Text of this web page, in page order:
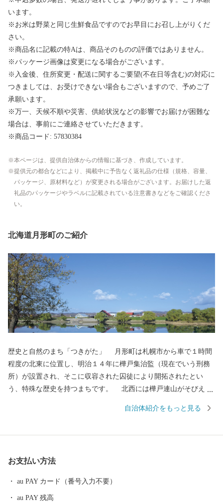
います。
※お米は野菜と同じ生鮮食品ですのでお早目にお召し上がりくだ
さい。
※商品名に記載の特Aは、商品そのものの評価ではありません。
※パッケージ画像は変更になる場合がございます。
※入金後、住所変更・配送に関するご要望(不在日等含む)の対応に
つきましては、お受けできない場合もございますので、予めご了
承願います。
※万一、天候不順や災害、供給状況などの影響でお届けが困難な
場合は、事前にご連絡させていただきます。
※商品コード: 57830384
本ページは、提供自治体からの情報に基づき、作成しています。
提供元の都合などにより、掲載中に予告なく返礼品の仕様（規格、容量、
パッケージ、原材料など）が変更される場合がございます。お届けした返
礼品のパッケージやラベルに記載されている注意書きなどをご確認くださ
い。
北海道月形町のご紹介
歴史と自然のまち「つきがた」 月形町は札幌市から車で１時間
程度の北東に位置し、明治１４年に樺戸集治監（現在でいう刑務
所）が設置され、そこに収容された囚徒により開拓されたとい
う、特殊な歴史を持つまちです。 北西には樺戸連山がそびえ、
石狩川がもたらす肥沃な大地のおかげで稲作を中心にメロン、ス
自治体紹介をもっと見る
お支払い方法
au PAY カード（番号入力不要）
au PAY 残高